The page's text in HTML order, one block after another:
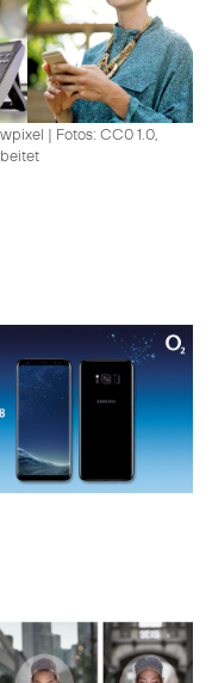
| Fotos: CC0 1.0,